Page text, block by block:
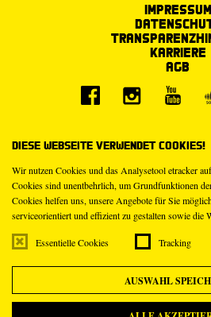
Diese Webseite verwendet Cookies!
Wir nutzen Cookies und das Analysetool etracker
Cookies sind unentbehrlich, um Grundfunktionen
Cookies helfen uns, unsere Angebote für Sie
serviceorientiert und effizient zu gestalten sowie die
Essentielle Cookies Tracking
AUSWAHL
Impressum
Karriere
AGB